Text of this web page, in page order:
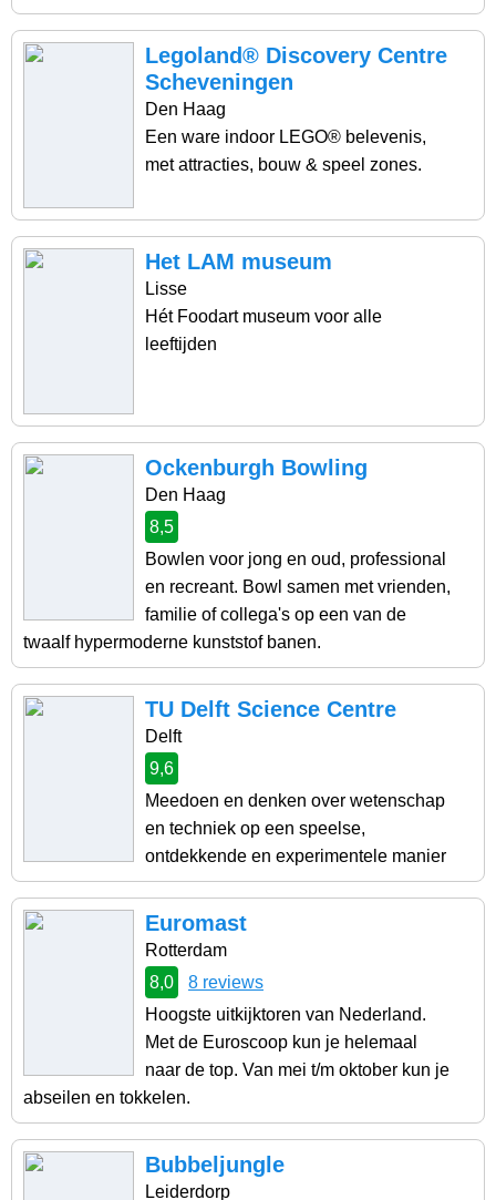
Legoland® Discovery Centre
Scheveningen
Den Haag
Een ware indoor LEGO® belevenis,
met attracties, bouw & speel zones.
Het LAM museum
Lisse
Hét Foodart museum voor alle
leeftijden
Ockenburgh Bowling
Den Haag
8,5
Bowlen voor jong en oud, professional
en recreant. Bowl samen met vrienden,
familie of collega's op een van de
twaalf hypermoderne kunststof banen.
TU Delft Science Centre
Delft
9,6
Meedoen en denken over wetenschap
en techniek op een speelse,
ontdekkende en experimentele manier
Euromast
Rotterdam
8,0
8 reviews
Hoogste uitkijktoren van Nederland.
Met de Euroscoop kun je helemaal
naar de top. Van mei t/m oktober kun je
abseilen en tokkelen.
Bubbeljungle
Leiderdorp